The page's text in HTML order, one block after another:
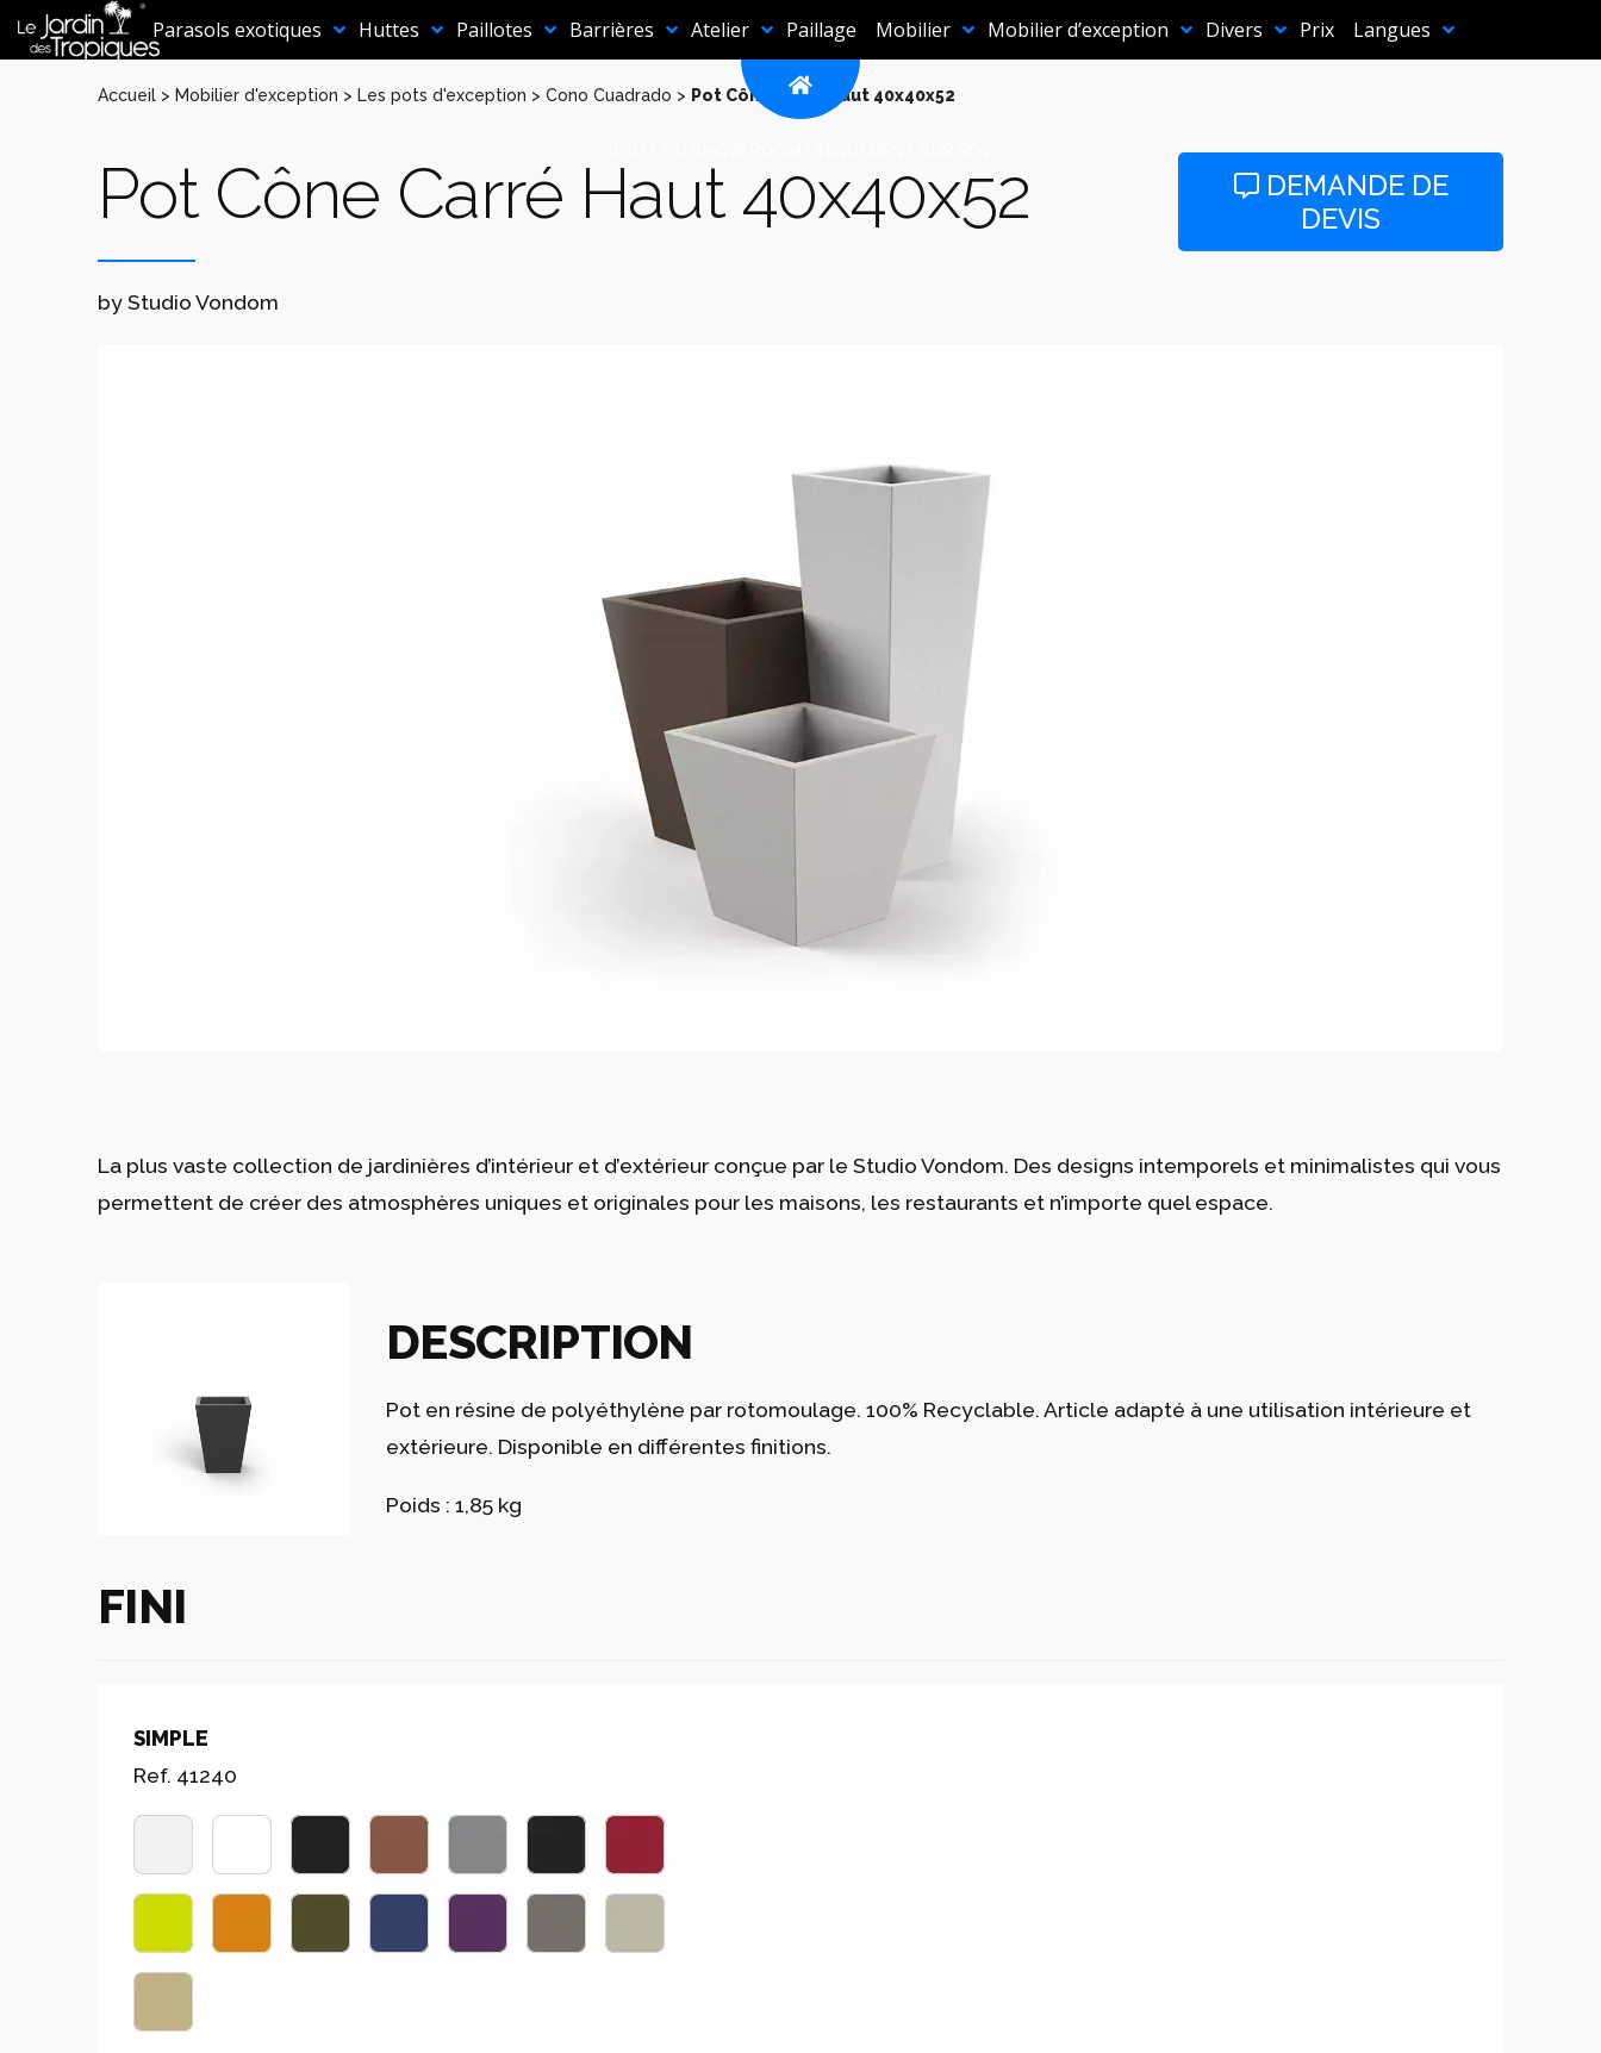
Aller
au
contenu
Parasols exotiques Huttes Paillotes Barrières Atelier Paillage Mobilier Mobilier d’exception Divers Prix Langues
Accueil > Mobilier d'exception > Les pots d'exception >Cono Cuadrado > Pot Cône Carré Haut 40x40x52
Pot Cône Carré Haut 40x40x52
DEMANDE DE
DEVIS
by Studio Vondom
La plus vaste collection de jardinières d’intérieur et d’extérieur conçue par le Studio Vondom. Des designs intemporels et minimalistes qui vous
permettent de créer des atmosphères uniques et originales pour les maisons, les restaurants et n’importe quel espace.
DESCRIPTION
Pot en résine de polyéthylène par rotomoulage. 100% Recyclable. Article adapté à une utilisation intérieure et
extérieure. Disponible en différentes finitions.
Poids : 1,85 kg
FINI
SIMPLE
Ref. 41240